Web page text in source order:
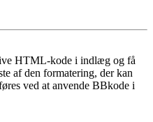
HTML-kode i indlæg og få
af den formatering, der kan
ved at anvende BBkode i